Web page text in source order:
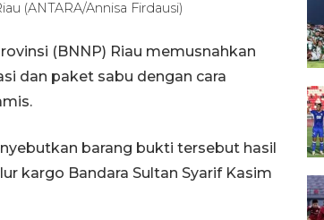
(ANTARA/Annisa Firdausi)
(BNNP) Riau memusnahkan
dan paket sabu dengan cara
barang bukti tersebut hasil
kargo Bandara Sultan Syarif Kasim